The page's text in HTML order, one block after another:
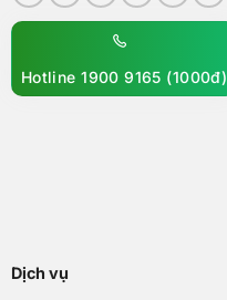
Hotline 1900 9165 (1000đ)
Dịch vụ